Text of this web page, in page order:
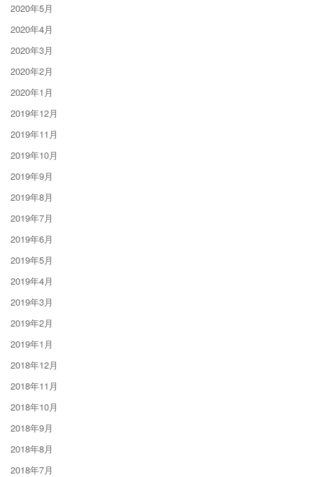
2020年5月
2020年4月
2020年3月
2020年2月
2020年1月
2019年12月
2019年11月
2019年10月
2019年9月
2019年8月
2019年7月
2019年6月
2019年5月
2019年4月
2019年3月
2019年2月
2019年1月
2018年12月
2018年11月
2018年10月
2018年9月
2018年8月
2018年7月